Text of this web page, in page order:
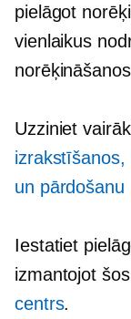
pielāgot
vienlaikus
Uzziniet
izrakstīšanos,
un pārdošanu
Iestatiet
izmantojot
centrs.